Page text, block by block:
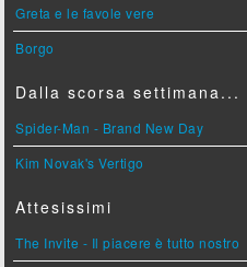
Greta e le favole vere
Borgo
Dalla scorsa settimana...
Spider-Man - Brand New Day
Kim Novak's Vertigo
Attesissimi
The Invite - Il piacere è tutto nostro